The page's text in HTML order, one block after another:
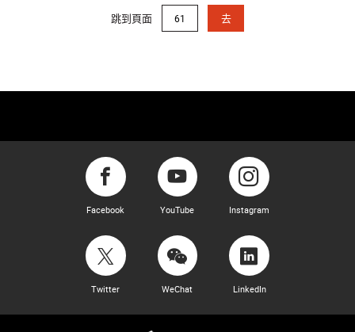
跳到頁面 去
Facebook YouTube Instagram
Twitter WeChat LinkedIn